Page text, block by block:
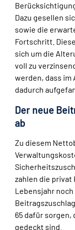
Dazu gesellen
sowie die
Fortschritt.
sich um die
voll zu
werden, dass
dadurch
Der neue
ab
Zu diesem
zahlen die privat
Lebensjahr
65 dafür
gedeckt sind.